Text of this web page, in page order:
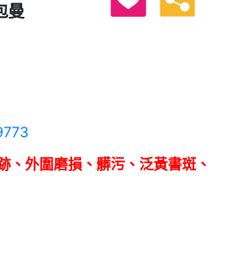
曼
、外圍磨損、髒污、泛黃書斑、